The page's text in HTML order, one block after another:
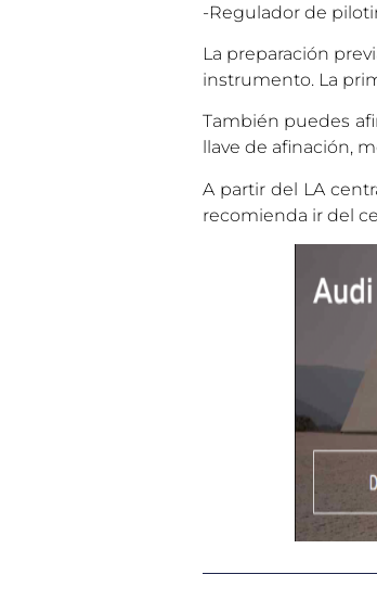
-Regulador de
La preparación
instrumento. La
También puedes
llave de afinación,
A partir del LA
recomienda ir del